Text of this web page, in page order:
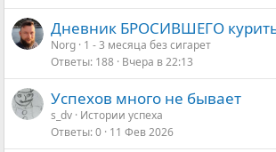
Дневник БРОСИВШЕГО
Norg 1 - 3 месяца без сигарет
Ответы 188 Вчера в 22:13
Успехов много не бывает
s_dv Истории успеха
Ответы 0 11 Фев 2026